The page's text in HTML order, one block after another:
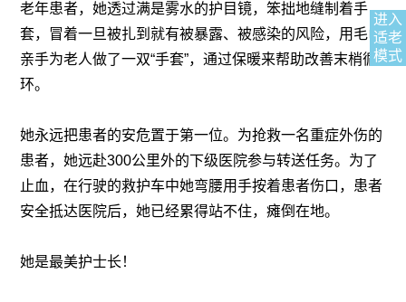
进入
适老
模式
老年患者，她透过满是雾水的护目镜，笨拙地缝制着手
套，冒着一旦被扎到就有被暴露、被感染的风险，用毛巾
亲手为老人做了一双“手套”，通过保暖来帮助改善末梢循
环。
她永远把患者的安危置于第一位。为抢救一名重症外伤的
患者，她远赴300公里外的下级医院参与转送任务。为了
止血，在行驶的救护车中她弯腰用手按着患者伤口，患者
安全抵达医院后，她已经累得站不住，瘫倒在地。
她是最美护士长！